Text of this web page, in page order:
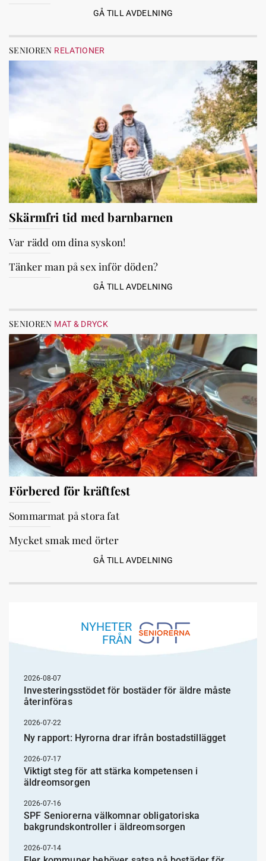
GÅ TILL AVDELNING
SENIOREN RELATIONER
Skärmfri tid med barnbarnen
Var rädd om dina syskon!
Tänker man på sex inför döden?
GÅ TILL AVDELNING
SENIOREN MAT & DRYCK
Förbered för kräftfest
Sommarmat på stora fat
Mycket smak med örter
GÅ TILL AVDELNING
NYHETER
FRÅN
2026-08-07
Investeringsstödet för bostäder för äldre måste
återinföras
2026-07-22
Ny rapport: Hyrorna drar ifrån bostadstillägget
2026-07-17
Viktigt steg för att stärka kompetensen i
äldreomsorgen
2026-07-16
SPF Seniorerna välkomnar obligatoriska
bakgrundskontroller i äldreomsorgen
2026-07-14